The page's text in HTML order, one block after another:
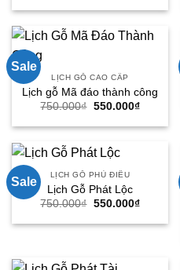
là:
tại
Sale
LỊCH GỖ CAO CẤP
Lịch gỗ Mã đáo thành công
750.000₫ Giá
là:
550.000₫Giá
tại
Sale
LỊCH GỖ PHÙ ĐIÊU
Lịch Gỗ Phát Lộc
750.000₫ Giá
là:
550.000₫Giá
tại